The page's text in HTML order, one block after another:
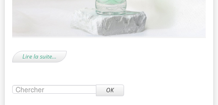
Lire la suite…
OK